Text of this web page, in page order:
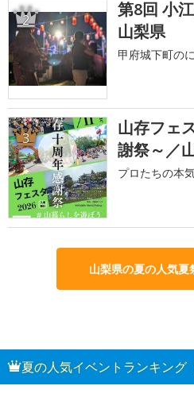
2
第8回 小
山梨県
甲府城下町の
3
山存フェ
謝祭～／
プロたちの本
山梨県の夏の人気夏
夏の人気イベントランキング